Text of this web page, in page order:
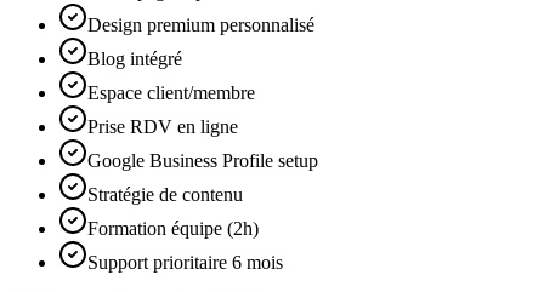
Design premium personnalisé
Blog intégré
Espace client/membre
Prise RDV en ligne
Google Business Profile setup
Stratégie de contenu
Formation équipe (2h)
Support prioritaire 6 mois